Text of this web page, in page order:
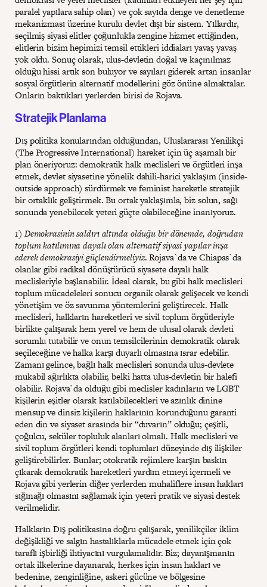
paralel yapılara sahip olan) ve çok sayıda denge ve denetleme
mekanizması üzerine kurulu devlet dışı bir sistem. Yıllardır,
seçilmiş siyasi elitler çoğunlukla zengine hizmet ettiğinden,
elitlerin bizim hepimizi temsil ettikleri iddiaları yavaş yavaş
yok oldu. Sonuç olarak, ulus-devletin doğal ve kaçınılmaz
olduğu hissi artık son buluyor ve sayıları giderek artan insanlar
sosyal örgütlerin alternatif modellerini göz önüne almaktalar.
Onların baktıkları yerlerden birisi de Rojava.
Stratejik Planlama
Dış politika konularından olduğundan, Uluslararası Yenilikçi
(The Progressive International) hareket için üç aşamalı bir
plan öneriyoruz: demokratik halk meclisleri ve örgütleri inşa
etmek, devlet siyasetine yönelik dahili-harici yaklaşım (inside-
outside approach) sürdürmek ve feminist hareketle stratejik
bir ortaklık geliştirmek. Bu ortak yaklaşımla, biz solun, sağı
sonunda yenebilecek yeteri güçte olabileceğine inanıyoruz.
1) Demokrasinin saldırı altında olduğu bir dönemde, doğrudan
toplum katılımına dayalı olan alternatif siyasi yapılar inşa
ederek demokrasiyi güçlendirmeliyiz. Rojava`da ve Chiapas`da
olanlar gibi radikal dönüştürücü siyasete dayalı halk
meclisleriyle başlanabilir. İdeal olarak, bu gibi halk meclisleri
toplum mücadeleleri sonucu organik olarak gelişecek ve kendi
yönetişim ve öz savunma yöntemlerini geliştirecek. Halk
meclisleri, halkların hareketleri ve sivil toplum örgütleriyle
birlikte çalışarak hem yerel ve hem de ulusal olarak devleti
sorumlu tutabilir ve onun temsilcilerinin demokratik olarak
seçileceğine ve halka karşı duyarlı olmasına ısrar edebilir.
Zamanı gelince, bağlı halk meclisleri sonunda ulus-devlete
mukabil ağırlıkta olabilir, belki hatta ulus-devletin bir halefi
olabilir. Rojava`da olduğu gibi meclisler kadınların ve LGBT
kişilerin eşitler olarak katılabilecekleri ve azınlık dinine
mensup ve dinsiz kişilerin haklarının korunduğunu garanti
eden din ve siyaset arasında bir “duvarın” olduğu; çeşitli,
çoğulcu, seküler topluluk alanları olmalı. Halk meclisleri ve
sivil toplum örgütleri kendi toplumları düzeyinde dış ilişkiler
geliştirebilirler. Bunlar; otokratik rejimlere karşın baskın
çıkarak demokratik hareketleri yardım etmeyi içermeli ve
Rojava gibi yerlerin diğer yerlerden muhaliflere insan hakları
sığınağı olmasını sağlamak için yeteri pratik ve siyasi destek
verilmelidir.
Halkların Dış politikasına doğru çalışarak, yenilikçiler iklim
değişikliği ve salgın hastalıklarla mücadele etmek için çok
taraflı işbirliği ihtiyacını vurgulamalıdır. Biz; dayanışmanın
ortak ilkelerine dayanarak, herkes için insan hakları ve
bedenine, zenginliğine, askeri gücüne ve bölgesine